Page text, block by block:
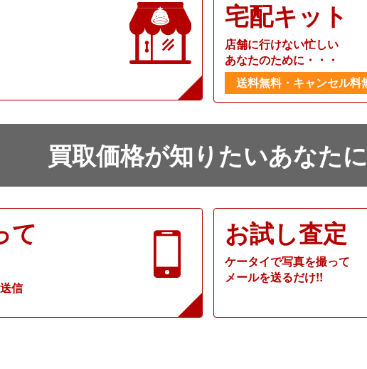
宅配キット
店舗に行けない忙しい
あなたのために・・・
送料無料・キャンセル料
買取価格が知りたいあなたに
て
信
お試し査定
ケータイで写真を撮って
メールを送るだけ!!